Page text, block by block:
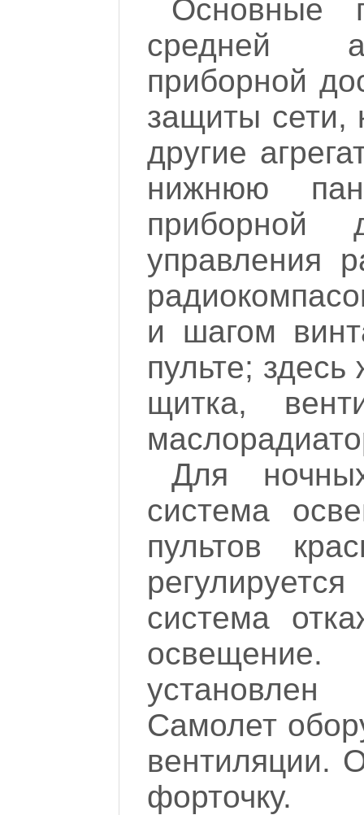
Основные
средней
приборной
защиты сети,
другие
нижнюю
приборной
управления
и шагом
пульте;
щитка,
Для
система
пультов
система
Самолет
вентиляции.
форточку.